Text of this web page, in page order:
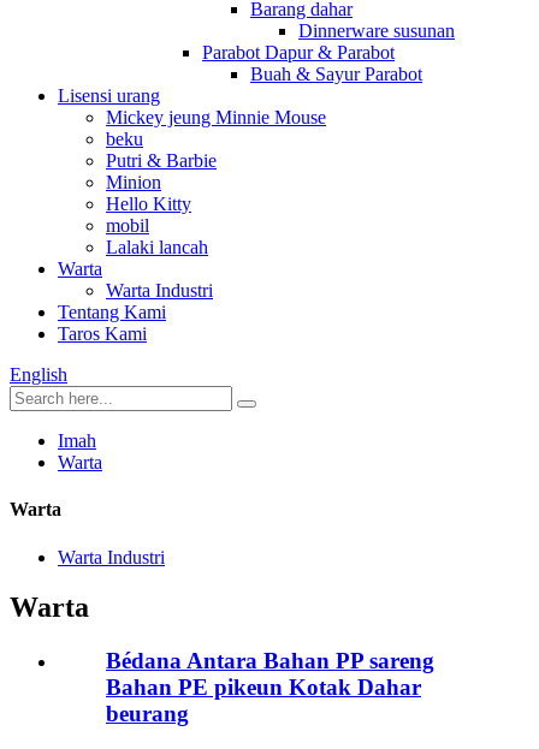
Barang dahar
Dinnerware susunan
Parabot Dapur & Parabot
Buah & Sayur Parabot
Lisensi urang
Mickey jeung Minnie Mouse
beku
Putri & Barbie
Minion
Hello Kitty
mobil
Lalaki lancah
Warta
Warta Industri
Tentang Kami
Taros Kami
English
Imah
Warta
Warta
Warta Industri
Warta
Bédana Antara Bahan PP sareng
Bahan PE pikeun Kotak Dahar
beurang